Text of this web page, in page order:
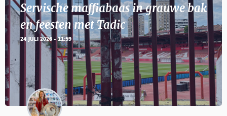
Servische maffiabaas in grauwe bak
en feesten met Tadic
24 JULI 2026 - 11:59